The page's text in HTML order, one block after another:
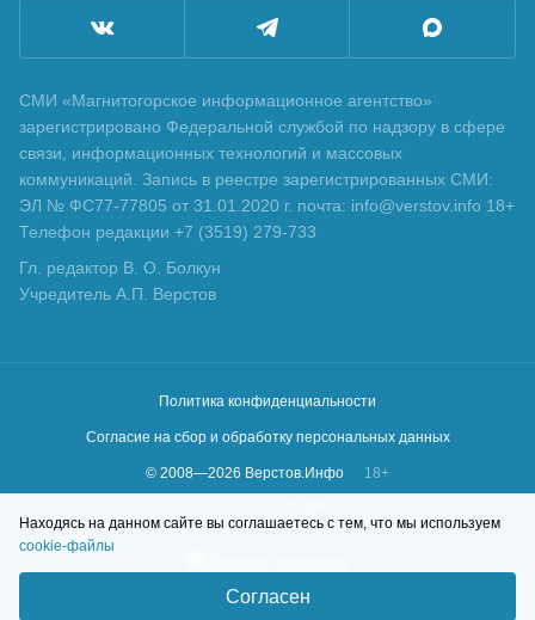
СМИ «Магнитогорское информационное агентство»
зарегистрировано Федеральной службой по надзору в сфере
связи, информационных технологий и массовых
коммуникаций. Запись в реестре зарегистрированных СМИ:
ЭЛ № ФС77-77805 от 31.01.2020 г. почта: info@verstov.info 18+
Телефон редакции +7 (3519) 279-733
Гл. редактор В. О. Болкун
Учредитель А.П. Верстов
Политика конфиденциальности
Согласие на сбор и обработку персональных данных
© 2008—2026 Верстов.Инфо
18+
Находясь на данном сайте вы соглашаетесь с тем, что мы используем
cookie-файлы
Согласен